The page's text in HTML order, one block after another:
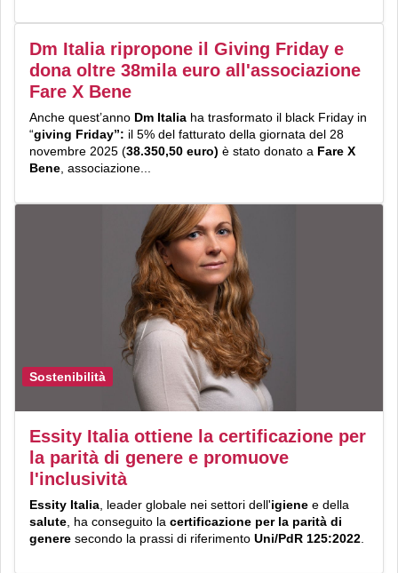
Dm Italia ripropone il Giving Friday e
dona oltre 38mila euro all'associazione
Fare X Bene
Anche quest’anno Dm Italia ha trasformato il black Friday in
“giving Friday”: il 5% del fatturato della giornata del 28
novembre 2025 (38.350,50 euro) è stato donato a Fare X
Bene , associazione...
Sostenibilità
Essity Italia ottiene la certificazione per
la parità di genere e promuove
l'inclusività
Essity Italia , leader globale nei settori dell'igiene e della
salute , ha conseguito la certificazione per la parità di
genere secondo la prassi di riferimento Uni/PdR 125:2022